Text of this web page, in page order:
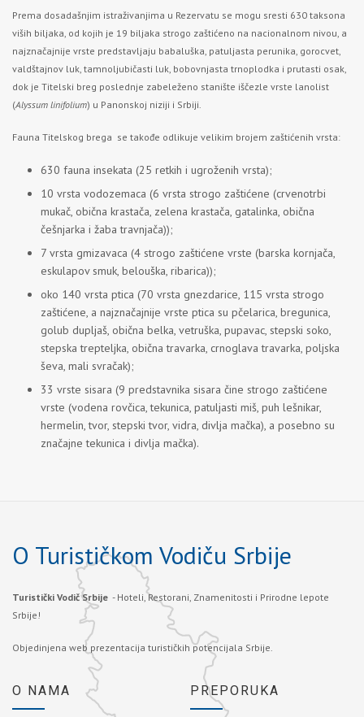
Prema dosadašnjim istraživanjima u Rezervatu se mogu sresti 630 taksona
viših biljaka, od kojih je 19 biljaka strogo zaštićeno na nacionalnom nivou, a
najznačajnije vrste predstavljaju babaluška, patuljasta perunika, gorocvet,
valdštajnov luk, tamnoljubičasti luk, bobovnjasta trnoplodka i prutasti osak,
dok je Titelski breg poslednje zabeleženo stanište iščezle vrste lanolist
(Alyssum linifolium) u Panonskoj niziji i Srbiji.
Fauna Titelskog brega se takođe odlikuje velikim brojem zaštićenih vrsta:
630 fauna insekata (25 retkih i ugroženih vrsta);
10 vrsta vodozemaca (6 vrsta strogo zaštićene (crvenotrbi
mukač, obična krastača, zelena krastača, gatalinka, obična
češnjarka i žaba travnjača));
7 vrsta gmizavaca (4 strogo zaštićene vrste (barska kornjača,
eskulapov smuk, belouška, ribarica));
oko 140 vrsta ptica (70 vrsta gnezdarice, 115 vrsta strogo
zaštićene, a najznačajnije vrste ptica su pčelarica, bregunica,
golub dupljaš, obična belka, vetruška, pupavac, stepski soko,
stepska trepteljka, obična travarka, crnoglava travarka, poljska
ševa, mali svračak);
33 vrste sisara (9 predstavnika sisara čine strogo zaštićene
vrste (vodena rovčica, tekunica, patuljasti miš, puh lešnikar,
hermelin, tvor, stepski tvor, vidra, divlja mačka), a posebno su
značajne tekunica i divlja mačka).
O Turističkom Vodiču Srbije
Turistički Vodič Srbije - Hoteli, Restorani, Znamenitosti i Prirodne lepote
Srbije!
Objedinjena web prezentacija turističkih potencijala Srbije.
O NAMA PREPORUKA